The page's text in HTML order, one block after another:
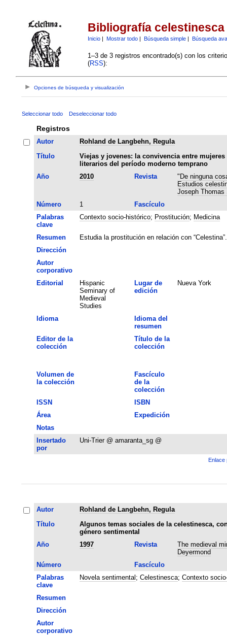
Bibliografía celestinesca
Inicio| Mostrar todo| Búsqueda simple| Búsqueda
1–3 de 3 registros encontrado(s) con los
(RSS):
Opciones de búsqueda y visualización
Seleccionar todo Deseleccionar todo
Registros
Autor
Rohland de Langbehn, Regula
Título
Viejas y jovenes: la convivencia entre
literarios del período moderno temprano
Año
2010 Revista
"De ninguna
Estudios
Joseph Thomas
Número
1
Fascículo
Palabras
clave
Contexto socio-histórico; Prostitución; Medicina
Resumen
Estudia la prostitución en relación con “Celestina”.
Dirección
Autor
corporativo
Editorial
Hispanic
Seminary of
Medieval
Studies
Lugar de
edición
Nueva York
Idioma
Idioma del
resumen
Editor de la
colección
Título de la
colección
Volumen de
la colección
Fascículo
de la
colección
ISSN
ISBN
Área
Expedición
Notas
Insertado
por
Uni-Trier @ amaranta_sg @
Enlace
Autor
Rohland de Langbehn, Regula
Título
Algunos temas sociales de la celestinesca,
género sentimental
Año
1997 Revista
The medieval
Deyermond
Número
Fascículo
Palabras
clave
Novela sentimental ; Celestinesca; Contexto
Resumen
Dirección
Autor
corporativo